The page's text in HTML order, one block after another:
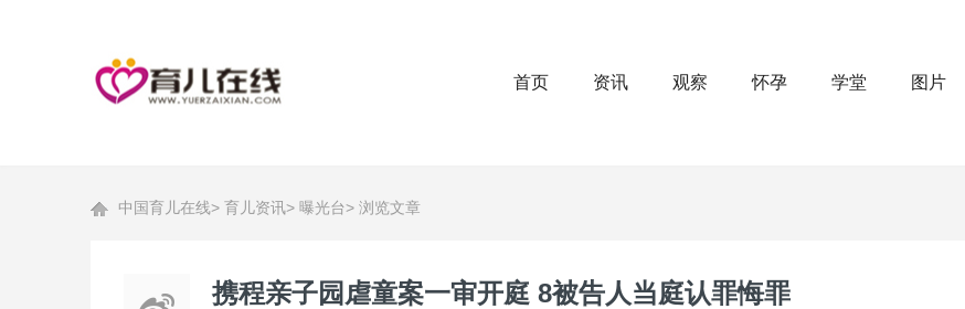
首页 资讯 观察 怀孕 学堂 图片
中国育儿在线> 育儿资讯> 曝光台> 浏览文章
携程亲子园虐童案一审开庭 8被告人当庭认罪悔罪